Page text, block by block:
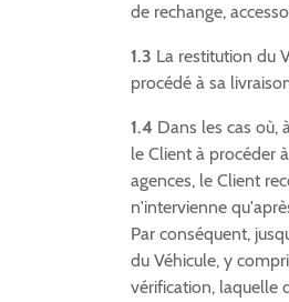
de rechange,
1.3 La restitution du
procédé à sa
1.4 Dans les cas où,
le Client à procéder
agences, le Client
n'intervienne
Par conséquent,
du Véhicule, y
vérification, laquelle